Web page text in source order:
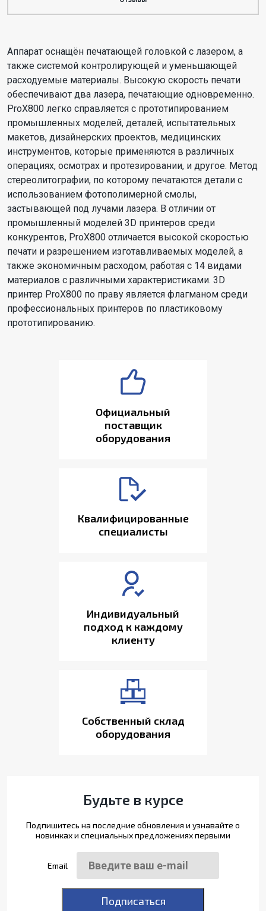
Аппарат оснащён печатающей головкой с лазером, а
также системой контролирующей и уменьшающей
расходуемые материалы. Высокую скорость печати
обеспечивают два лазера, печатающие одновременно.
ProX800 легко справляется с прототипированием
промышленных моделей, деталей, испытательных
макетов, дизайнерских проектов, медицинских
инструментов, которые применяются в различных
операциях, осмотрах и протезировании, и другое. Метод
стереолитографии, по которому печатаются детали с
использованием фотополимерной смолы,
застывающей под лучами лазера. В отличии от
промышленный моделей 3D принтеров среди
конкурентов, ProX800 отличается высокой скоростью
печати и разрешением изготавливаемых моделей, а
также экономичным расходом, работая с 14 видами
материалов с различными характеристиками. 3D
принтер ProX800 по праву является флагманом среди
профессиональных принтеров по пластиковому
прототипированию.
Официальный
поставщик
оборудования
Квалифицированные
специалисты
Индивидуальный
подход к каждому
клиенту
Собственный склад
оборудования
Будьте в курсе
Подпишитесь на последние обновления и узнавайте о
новинках и специальных предложениях первыми
Email
Подписаться